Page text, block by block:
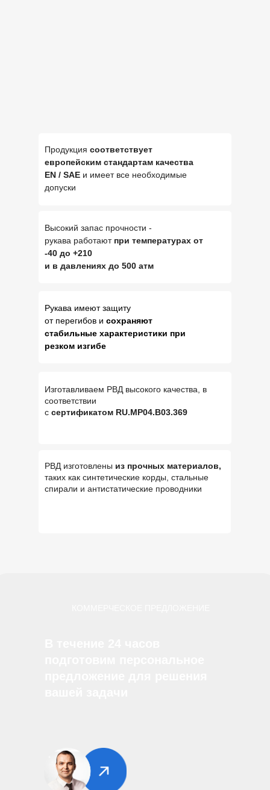
Продукция соответствует
европейским стандартам качества
EN / SAE и имеет все необходимые
допуски
Изготавливаем РВД высокого качества, в
соответствии
с сертификатом RU.MP04.B03.369
РВД изготовлены из прочных материалов,
таких как синтетические корды, стальные
спирали и антистатические проводники
Высокий запас прочности -
рукава работают при температурах от
-40 до +210
и в давлениях до 500 атм
Рукава имеют защиту
от перегибов и сохраняют
стабильные характеристики при
резком изгибе